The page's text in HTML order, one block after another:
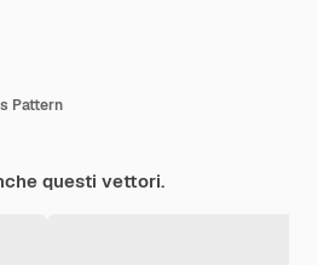
Pattern
questi vettori.